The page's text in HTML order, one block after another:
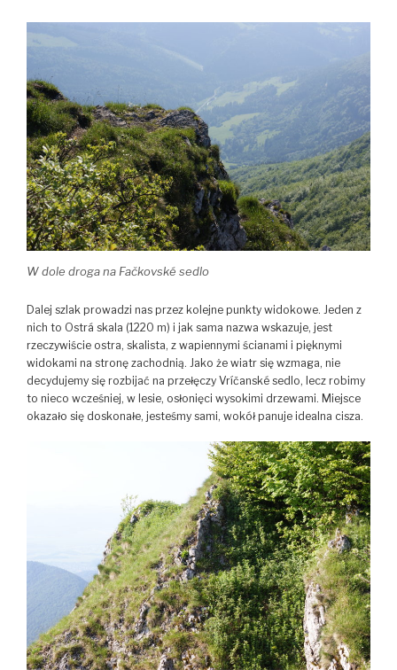
W dole droga na Fačkovské sedlo
Dalej szlak prowadzi nas przez kolejne punkty widokowe. Jeden z
nich to Ostrá skala (1220 m) i jak sama nazwa wskazuje, jest
rzeczywiście ostra, skalista, z wapiennymi ścianami i pięknymi
widokami na stronę zachodnią. Jako że wiatr się wzmaga, nie
decydujemy się rozbijać na przełęczy Vríčanské sedlo, lecz robimy
to nieco wcześniej, w lesie, osłonięci wysokimi drzewami. Miejsce
okazało się doskonałe, jesteśmy sami, wokół panuje idealna cisza.